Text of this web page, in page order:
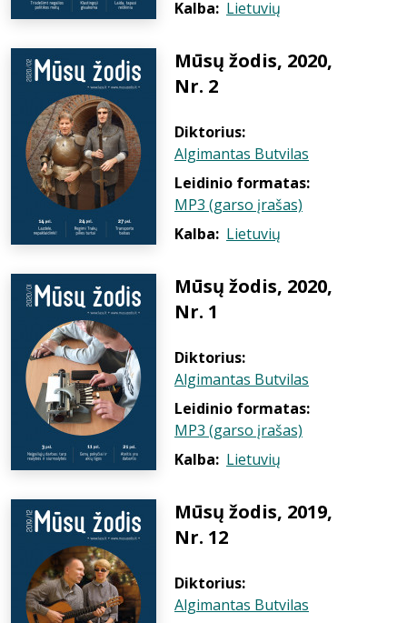
Kalba: Lietuvių
Mūsų žodis, 2020,
Nr. 2
Diktorius:
Algimantas Butvilas
Leidinio formatas:
MP3 (garso įrašas)
Kalba: Lietuvių
Mūsų žodis, 2020,
Nr. 1
Diktorius:
Algimantas Butvilas
Leidinio formatas:
MP3 (garso įrašas)
Kalba: Lietuvių
Mūsų žodis, 2019,
Nr. 12
Diktorius:
Algimantas Butvilas